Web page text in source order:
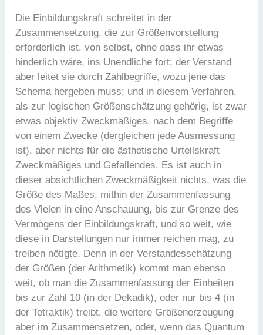
Die Einbildungskraft schreitet in der
Zusammensetzung, die zur Größenvorstellung
erforderlich ist, von selbst, ohne dass ihr etwas
hinderlich wäre, ins Unendliche fort; der Verstand
aber leitet sie durch Zahlbegriffe, wozu jene das
Schema hergeben muss; und in diesem Verfahren,
als zur logischen Größenschätzung gehörig, ist zwar
etwas objektiv Zweckmäßiges, nach dem Begriffe
von einem Zwecke (dergleichen jede Ausmessung
ist), aber nichts für die ästhetische Urteilskraft
Zweckmäßiges und Gefallendes. Es ist auch in
dieser absichtlichen Zweckmäßigkeit nichts, was die
Größe des Maßes, mithin der Zusammenfassung
des Vielen in eine Anschauung, bis zur Grenze des
Vermögens der Einbildungskraft, und so weit, wie
diese in Darstellungen nur immer reichen mag, zu
treiben nötigte. Denn in der Verstandesschätzung
der Größen (der Arithmetik) kommt man ebenso
weit, ob man die Zusammenfassung der Einheiten
bis zur Zahl 10 (in der Dekadik), oder nur bis 4 (in
der Tetraktik) treibt, die weitere Größenerzeugung
aber im Zusammensetzen, oder, wenn das Quantum